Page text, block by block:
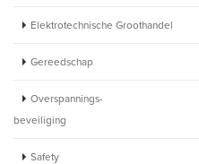
Elektrotechnische Groothandel
Gereedschap
Overspannings-
beveiliging
Safety